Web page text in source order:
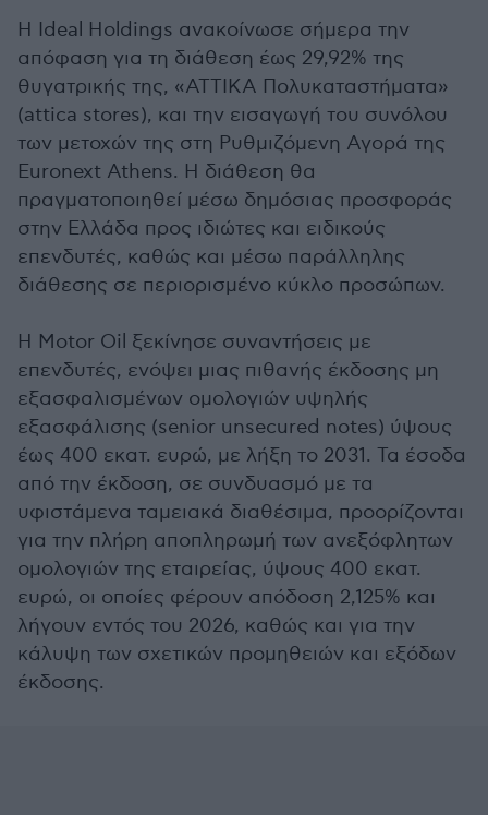
Η Ideal Holdings ανακοίνωσε σήμερα την
απόφαση για τη διάθεση έως 29,92% της
θυγατρικής της, «ΑΤΤΙΚΑ Πολυκαταστήματα»
(attica stores), και την εισαγωγή του συνόλου
των μετοχών της στη Ρυθμιζόμενη Αγορά της
Euronext Athens. Η διάθεση θα
πραγματοποιηθεί μέσω δημόσιας προσφοράς
στην Ελλάδα προς ιδιώτες και ειδικούς
επενδυτές, καθώς και μέσω παράλληλης
διάθεσης σε περιορισμένο κύκλο προσώπων.
Η Motor Oil ξεκίνησε συναντήσεις με
επενδυτές, ενόψει μιας πιθανής έκδοσης μη
εξασφαλισμένων ομολογιών υψηλής
εξασφάλισης (senior unsecured notes) ύψους
έως 400 εκατ. ευρώ, με λήξη το 2031. Τα έσοδα
από την έκδοση, σε συνδυασμό με τα
υφιστάμενα ταμειακά διαθέσιμα, προορίζονται
για την πλήρη αποπληρωμή των ανεξόφλητων
ομολογιών της εταιρείας, ύψους 400 εκατ.
ευρώ, οι οποίες φέρουν απόδοση 2,125% και
λήγουν εντός του 2026, καθώς και για την
κάλυψη των σχετικών προμηθειών και εξόδων
έκδοσης.